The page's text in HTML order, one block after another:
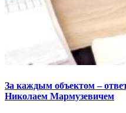
За каждым объектом –
Николаем Мармузевичем